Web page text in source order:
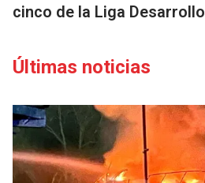
cinco de la Liga Desarrollo
Últimas noticias